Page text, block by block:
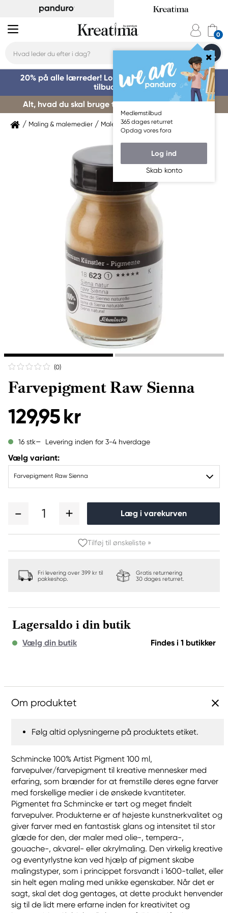
Medlemstilbud
365 dages returret
Opdag vores fora
Log ind
Skab konto
20% på alle lærreder! Log på for at benytte dig af
tilbuddet »
Alt, hvad du skal bruge til kursusstart – køb her »
Maling & malemedier Malemedium Pigment
(0)
Farvepigment Raw Sienna
129,95 kr
16 stk Levering inden for 3-4 hverdage
Vælg variant:
Farvepigment Raw Sienna
1 Læg i varekurven
Tilføj til ønskeliste »
Fri levering over 399 kr til
pakkeshop.
Gratis returnering
30 dages returret.
Lagersaldo i din butik
Vælg din butik Findes i 1 butikker
Om produktet
Følg altid oplysningerne på produktets etiket.
Schmincke 100% Artist Pigment 100 ml,
farvepulver/farvepigment til kreative mennesker med
erfaring, som brænder for at fremstille deres egne farver
med forskellige medier i de ønskede kvantiteter.
Pigmentet fra Schmincke er tørt og meget findelt
farvepulver. Produkterne er af højeste kunstnerkvalitet og
giver farver med en fantastisk glans og intensitet til stor
glæde for den, der maler med olie-, tempera-,
gouache-, akvarel- eller akrylmaling. Den virkelig kreative
og eventyrlystne kan ved hjælp af pigment skabe
malingstyper, som i princippet forsvandt i 1600-tallet, eller
sin helt egen maling med unikke egenskaber. Når det er
sagt, skal det dog gentages, at dette produkt henvender
sig til de lidt mere erfarne inden for kreativitet og